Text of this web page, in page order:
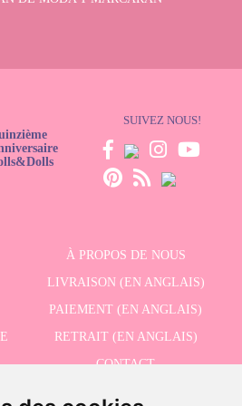
SUIVEZ NOUS!
À PROPOS DE NOUS
LIVRAISON (EN ANGLAIS)
PAIEMENT (EN ANGLAIS)
RETRAIT (EN ANGLAIS)
CONTACT